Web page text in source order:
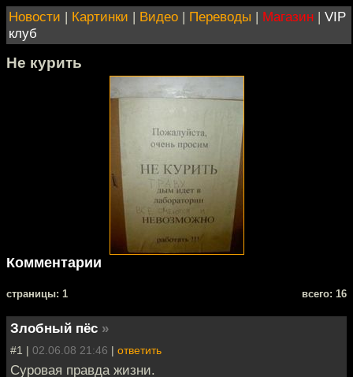
Новости | Картинки | Видео | Переводы | Магазин | VIP
клуб
Не курить
Комментарии
cтраницы: 1 всего: 16
Злобный пёс »
#1 | 02.06.08 21:46 | ответить
Суровая правда жизни.